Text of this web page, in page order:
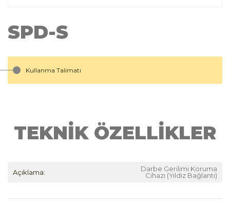
SPD-S
Kullanma Talimatı
TEKNİK ÖZELLİKLER
Açıklama:
Darbe Gerilimi Koruma
Cihazı (Yıldız Bağlantı)